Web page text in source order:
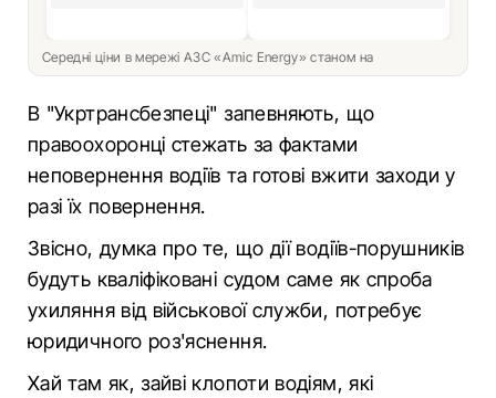
Середні ціни в мережі АЗС «Amic Energy» станом на
В "Укртрансбезпеці" запевняють, що
правоохоронці стежать за фактами
неповернення водіїв та готові вжити заходи у
разі їх повернення.
Звісно, думка про те, що дії водіїв-порушників
будуть кваліфіковані судом саме як спроба
ухиляння від військової служби, потребує
юридичного роз'яснення.
Хай там як, зайві клопоти водіям, які